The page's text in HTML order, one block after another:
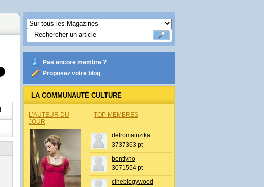
Pas encore membre ?
Proposez votre blog
LA COMMUNAUTÉ CULTURE
L’AUTEUR DU
JOUR
TOP MEMBRES
delromainzika
3737363 pt
bentlyno
3071554 pt
cineblogywood